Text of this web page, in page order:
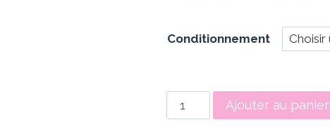
Conditionnement
quantité
de
Ajouter au panier